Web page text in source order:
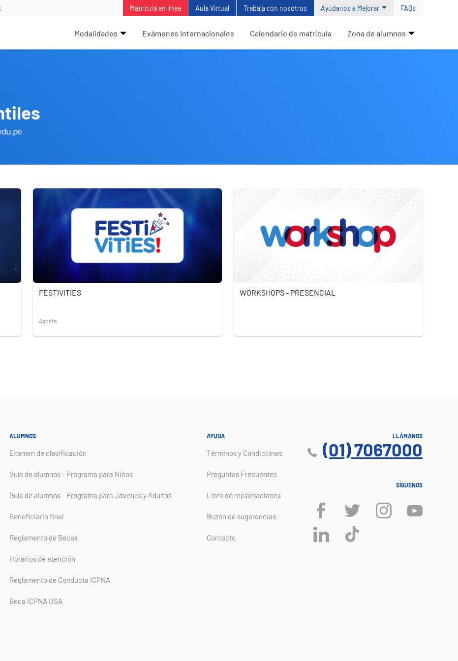
Matrícula en línea Aula Virtual Trabaja con nosotros Ayúdanos a Mejorar FAQs
Modalidades Exámenes Internacionales Calendario de matrícula Zona de alumnos
FESTIVITIES
Agosto
WORKSHOPS - PRESENCIAL
ALUMNOS
Examen de clasificación
Guía de alumnos - Programa para Niños
Guía de alumnos - Programa para Jóvenes y Adultos
Beneficiario final
Reglamento de Becas
Horarios de atención
Reglamento de Conducta ICPNA
Beca ICPNA USA
AYUDA
Términos y Condiciones
Preguntas Frecuentes
Libro de reclamaciones
Buzón de sugerencias
Contacto
LLÁMANOS
(01) 7067000
SÍGUENOS